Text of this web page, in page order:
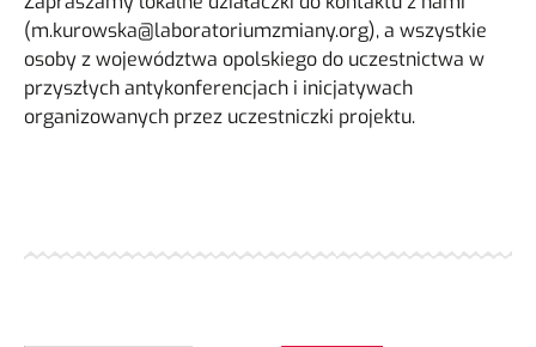
(m.kurowska@laboratoriumzmiany.org), a wszystkie
osoby z województwa opolskiego do uczestnictwa w
przyszłych antykonferencjach i inicjatywach
organizowanych przez uczestniczki projektu.